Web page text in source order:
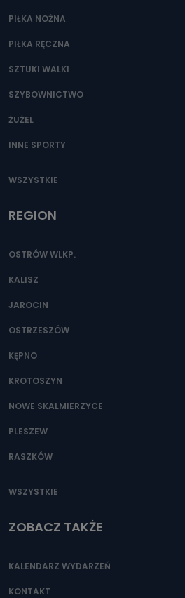
PIŁKA NOŻNA
PIŁKA RĘCZNA
SZTUKI WALKI
SZYBOWNICTWO
ŻUŻEL
INNE SPORTY
WSZYSTKIE
REGION
OSTRÓW WLKP.
KALISZ
JAROCIN
OSTRZESZÓW
KĘPNO
KROTOSZYN
NOWE SKALMIERZYCE
PLESZEW
RASZKÓW
WSZYSTKIE
ZOBACZ TAKŻE
KALENDARZ WYDARZEŃ
KONTAKT